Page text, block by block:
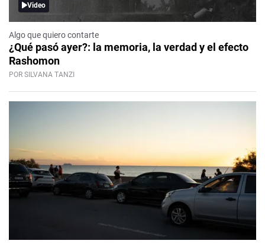
Video
Algo que quiero contarte
¿Qué pasó ayer?: la memoria, la verdad y el efecto
Rashomon
POR SILVANA TANZI